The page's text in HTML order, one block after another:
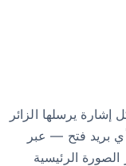
يرسلها الزائر
فتح — عبر
الرئيسية